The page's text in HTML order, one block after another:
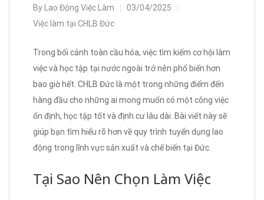
By Lao Động Việc Làm
03/04/2025
Việc làm tại CHLB Đức
Trong bối cảnh toàn cầu hóa, việc tìm kiếm cơ hội làm
việc và học tập tại nước ngoài trở nên phổ biến hơn
bao giờ hết. CHLB Đức là một trong những điểm đến
hàng đầu cho những ai mong muốn có một công việc
ổn định, học tập tốt và định cư lâu dài. Bài viết này sẽ
giúp bạn tìm hiểu rõ hơn về quy trình tuyển dụng lao
động trong lĩnh vực sản xuất và chế biến tại Đức.
Tại Sao Nên Chọn Làm Việc